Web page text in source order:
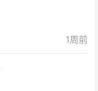
1周前